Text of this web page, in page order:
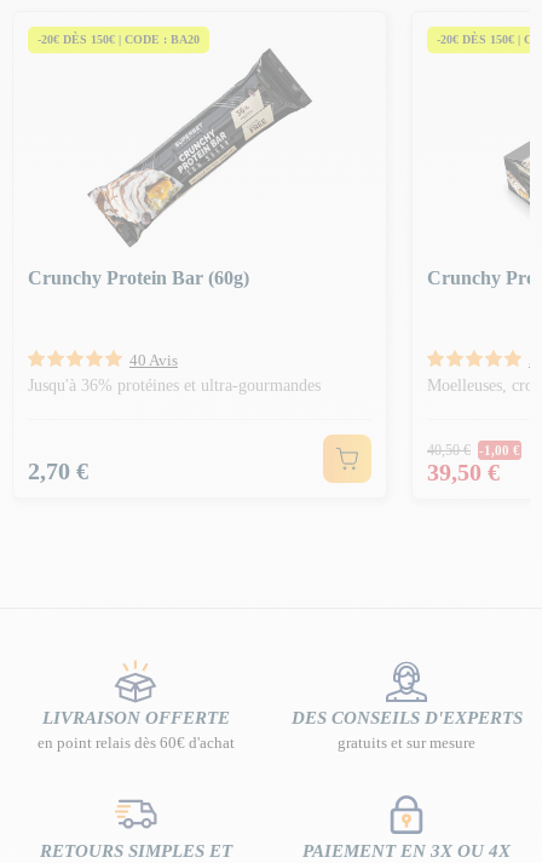
-20€ DÈS 150€ | CODE : BA20
Crunchy Protein Bar (60g)
40 Avis
Jusqu'à 36% protéines et ultra-gourmandes
Prix
2,70 €
-20€ DÈS 150€ |
Crunchy
Moelleuses,
Prix
40,50 € -1,00 €
Prix
39,50 €
LIVRAISON OFFERTE
en point relais dès 60€ d'achat
DES CONSEILS D'EXPERTS
gratuits et sur mesure
RETOURS SIMPLES ET
PAIEMENT EN 3X OU 4X